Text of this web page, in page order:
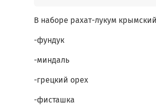
В наборе рахат-лукум
-фундук
-миндаль
-грецкий орех
-фисташка